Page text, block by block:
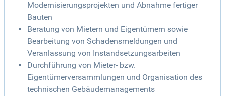
Modernisierungsprojekten und Abnahme fertiger
Bauten
Beratung von Mietern und Eigentümern sowie
Bearbeitung von Schadensmeldungen und
Veranlassung von Instandsetzungsarbeiten
Durchführung von Mieter- bzw.
Eigentümerversammlungen und Organisation des
technischen Gebäudemanagements